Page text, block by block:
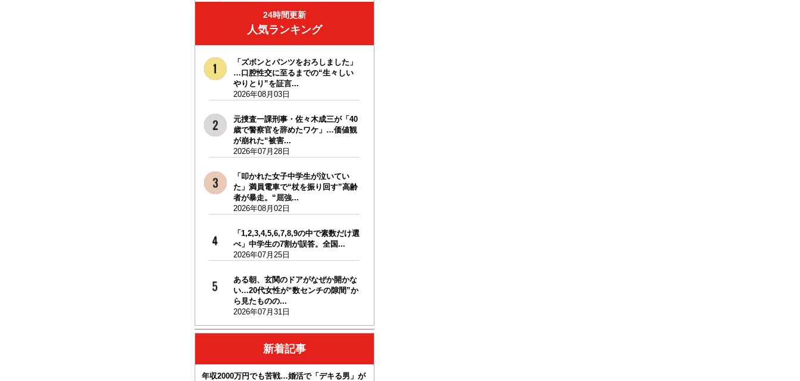
24時間更新
人気ランキング
「ズボンとパンツをおろしました」
…口腔性交に至るまでの“生々しい
やりとり”を証言...
2026年08月03日
元捜査一課刑事・佐々木成三が「40
歳で警察官を辞めたワケ」…価値観
が崩れた“被害...
2026年07月28日
「叩かれた女子中学生が泣いてい
た」満員電車で“杖を振り回す”高齢
者が暴走。“屈強...
2026年08月02日
「1,2,3,4,5,6,7,8,9の中で素数だけ選
べ」中学生の7割が誤答。全国...
2026年07月25日
ある朝、玄関のドアがなぜか開かな
い…20代女性が“数センチの隙間”か
ら見たものの...
2026年07月31日
新着記事
年収2000万円でも苦戦…婚活で「デキる男」が